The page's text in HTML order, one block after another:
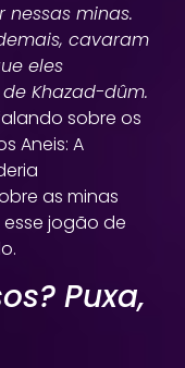
nessas minas.
cavaram
eles
Khazad-dûm.
sobre os
Aneis: A
as minas
esse jogão de
Puxa,